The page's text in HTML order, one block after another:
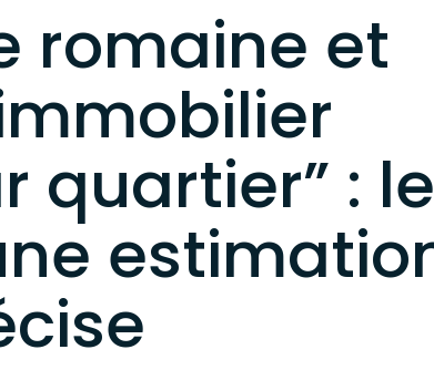
romaine et
quartier” : le